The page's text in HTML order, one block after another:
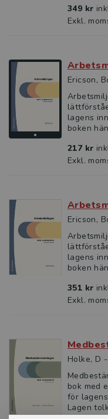
349 kr
Exkl.
Ericson,
lagens
boken
217 kr
Exkl.
Ericson,
lagens
boken
351 kr
Exkl.
Holke, D
bok med
för
Lagen